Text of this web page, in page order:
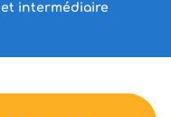
intermédiaire